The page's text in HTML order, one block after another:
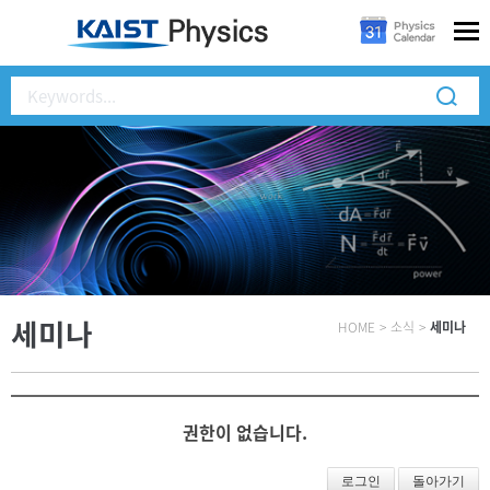
세미나 HOME > 소식 > 세미나
권한이 없습니다.
로그인 돌아가기